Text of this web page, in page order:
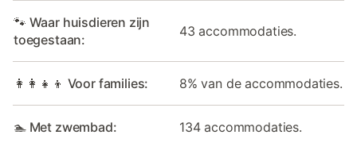
🐾 Waar huisdieren zijn
toegestaan:
43 accommodaties.
👩‍👩‍👧‍👦 Voor families: 8% van de accommodaties.
🏊 Met zwembad: 134 accommodaties.